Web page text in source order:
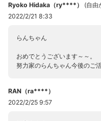
Ryoko Hidaka（ry****） (自由
2022/2/21 8:33
らんちゃん
おめでとうございます～～。
努力家のらんちゃん今後のご
RAN（ra****）
2022/2/25 9:57